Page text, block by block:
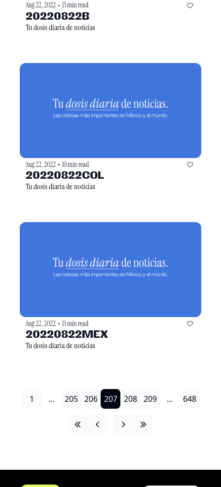
Aug 22, 2022 • 13 min read
20220822B
Tu dosis diaria de noticias
Aug 22, 2022 • 10 min read
20220822COL
Tu dosis diaria de noticias
Aug 22, 2022 • 13 min read
20220822MEX
Tu dosis diaria de noticias
1 ... 205 206 207 208 209 ... 648